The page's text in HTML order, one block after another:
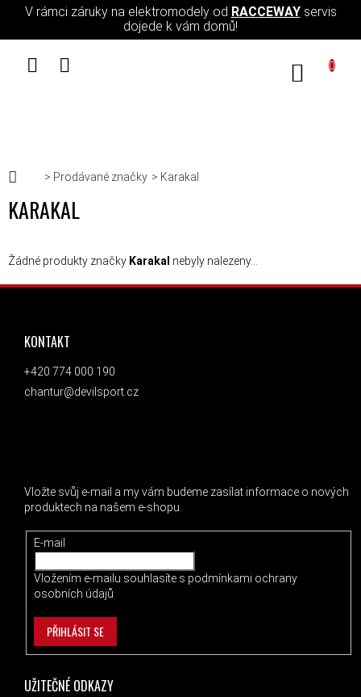
Přejít na obsah
V rámci záruky na elektromodely od RACCEWAYservis
dojede k vám domů!
Domů
Prodávané značky Karakal
KARAKAL
Žádné produkty značky Karakal nebyly nalezeny...
ZÁPATÍ
UŽITEČNÉ ODKAZY
KONTAKT
+420 774 000 190
chantur@devilsport.cz
Vložte svůj e-mail a my vám budeme zasílat informace o nových
produktech na našem e-shopu.
E-mail
Vložením e-mailu souhlasíte s podmínkami ochrany
osobních údajů
PŘIHLÁSIT SE